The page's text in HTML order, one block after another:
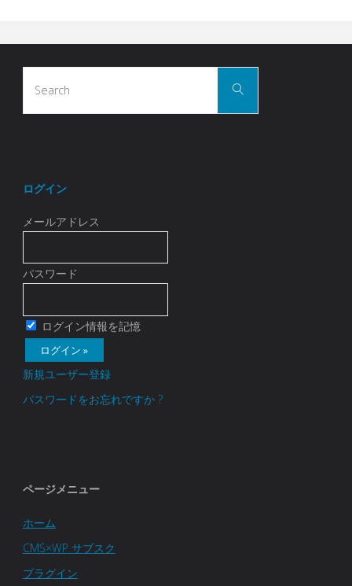
Search
ログイン
メールアドレス
パスワード
ログイン情報を記憶
新規ユーザー登録
パスワードをお忘れですか ?
ページメニュー
ホーム
CMS×WP サブスク
プラグイン